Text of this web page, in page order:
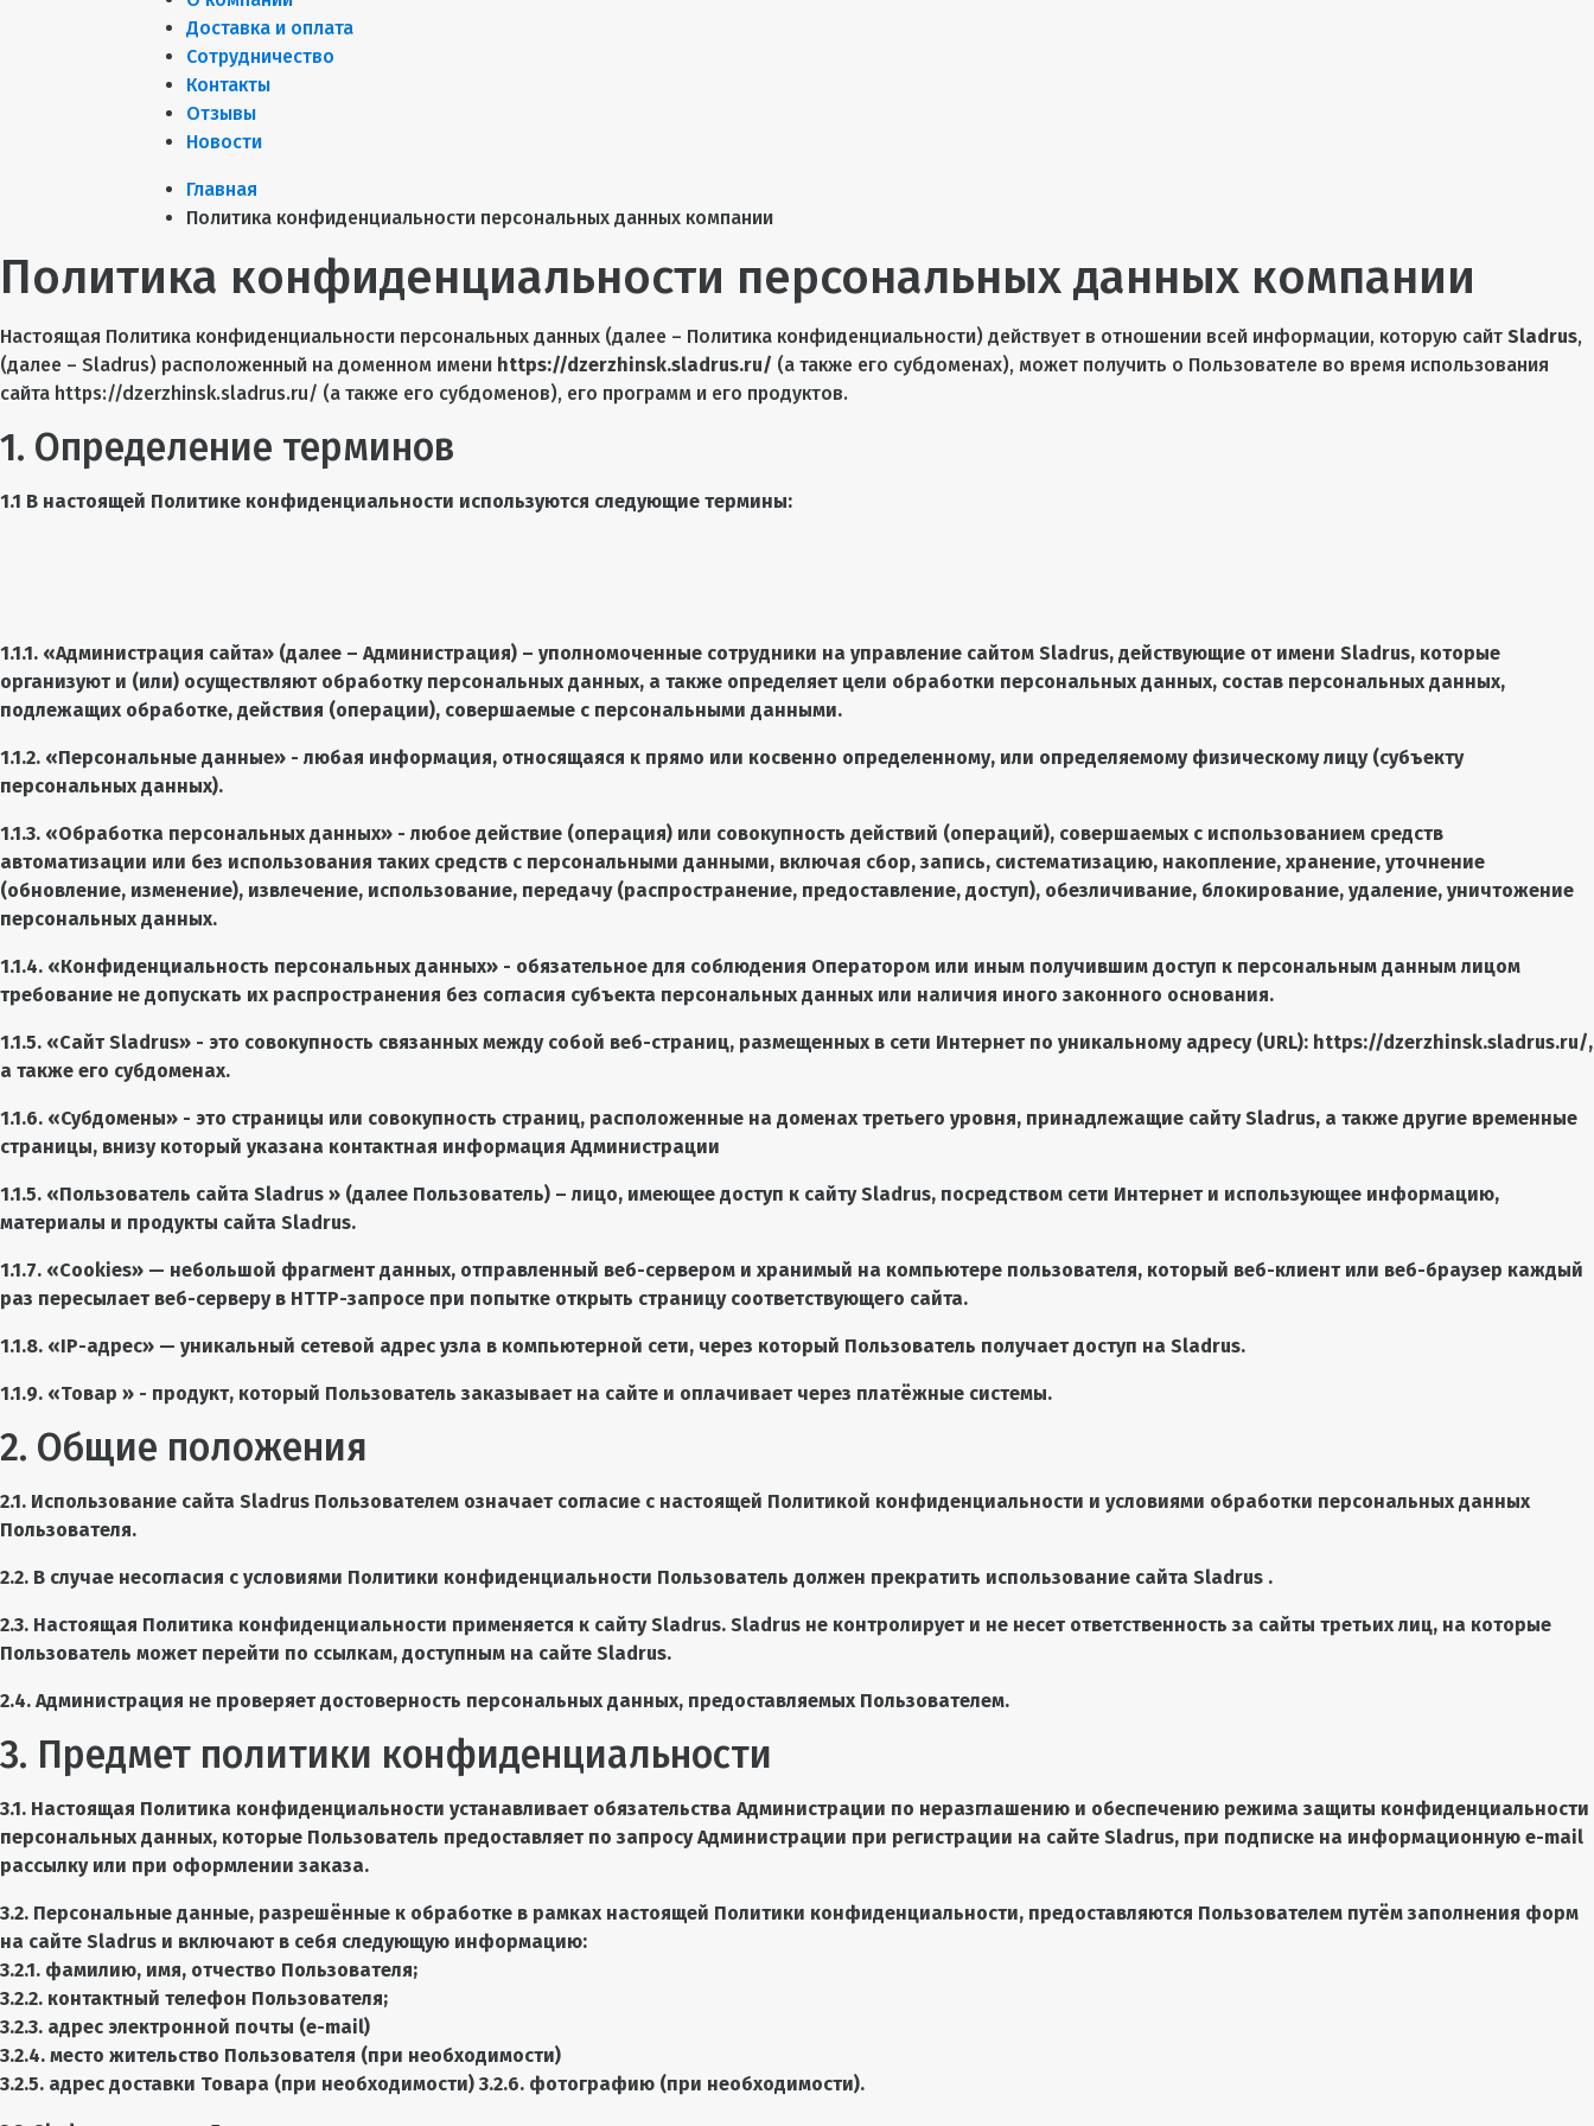
Доставка и оплата
Сотрудничество
Контакты
Отзывы
Новости
Главная
Политика конфиденциальности персональных данных компании
Политика конфиденциальности персональных данных компании
Настоящая Политика конфиденциальности персональных данных (далее – Политика конфиденциальности) действует в отношении всей информации, которую сайт Sladrus,
(далее – Sladrus) расположенный на доменном имени https://dzerzhinsk.sladrus.ru/ (а также его субдоменах), может получить о Пользователе во время использования
сайта https://dzerzhinsk.sladrus.ru/ (а также его субдоменов), его программ и его продуктов.
1. Определение терминов
1.1 В настоящей Политике конфиденциальности используются следующие термины:
1.1.1. «Администрация сайта» (далее – Администрация) – уполномоченные сотрудники на управление сайтом Sladrus, действующие от имени Sladrus, которые
организуют и (или) осуществляют обработку персональных данных, а также определяет цели обработки персональных данных, состав персональных данных,
подлежащих обработке, действия (операции), совершаемые с персональными данными.
1.1.2. «Персональные данные» - любая информация, относящаяся к прямо или косвенно определенному, или определяемому физическому лицу (субъекту
персональных данных).
1.1.3. «Обработка персональных данных» - любое действие (операция) или совокупность действий (операций), совершаемых с использованием средств
автоматизации или без использования таких средств с персональными данными, включая сбор, запись, систематизацию, накопление, хранение, уточнение
(обновление, изменение), извлечение, использование, передачу (распространение, предоставление, доступ), обезличивание, блокирование, удаление, уничтожение
персональных данных.
1.1.4. «Конфиденциальность персональных данных» - обязательное для соблюдения Оператором или иным получившим доступ к персональным данным лицом
требование не допускать их распространения без согласия субъекта персональных данных или наличия иного законного основания.
1.1.5. «СайтSladrus» - это совокупность связанных между собой веб-страниц, размещенных в сети Интернет по уникальному адресу (URL): https://dzerzhinsk.sladrus.ru/,
а также его субдоменах.
1.1.6. «Субдомены» - это страницы или совокупность страниц, расположенные на доменах третьего уровня, принадлежащие сайту Sladrus, а также другие временные
страницы, внизу который указана контактная информация Администрации
1.1.5. «Пользователь сайта Sladrus » (далее Пользователь) – лицо, имеющее доступ к сайтуSladrus, посредством сети Интернет и использующее информацию,
материалы и продукты сайта Sladrus.
1.1.7. «Cookies» — небольшой фрагмент данных, отправленный веб-сервером и хранимый на компьютере пользователя, который веб-клиент или веб-браузер каждый
раз пересылает веб-серверу в HTTP-запросе при попытке открыть страницу соответствующего сайта.
1.1.8. «IP-адрес» — уникальный сетевой адрес узла в компьютерной сети, через который Пользователь получает доступ на Sladrus.
1.1.9. «Товар » - продукт, который Пользователь заказывает на сайте и оплачивает через платёжные системы.
2. Общие положения
2.1. Использование сайта Sladrus Пользователем означает согласие с настоящей Политикой конфиденциальности и условиями обработки персональных данных
Пользователя.
2.2. В случае несогласия с условиями Политики конфиденциальности Пользователь должен прекратить использование сайта Sladrus .
2.3. Настоящая Политика конфиденциальности применяется к сайту Sladrus. Sladrus не контролирует и не несет ответственность за сайты третьих лиц, на которые
Пользователь может перейти по ссылкам, доступным на сайте Sladrus.
2.4. Администрация не проверяет достоверность персональных данных, предоставляемых Пользователем.
3. Предмет политики конфиденциальности
3.1. Настоящая Политика конфиденциальности устанавливает обязательства Администрации по неразглашению и обеспечению режима защиты конфиденциальности
персональных данных, которые Пользователь предоставляет по запросу Администрации при регистрации на сайте Sladrus, при подписке на информационную e-mail
рассылку или при оформлении заказа.
3.2. Персональные данные, разрешённые к обработке в рамках настоящей Политики конфиденциальности, предоставляются Пользователем путём заполнения форм
на сайте Sladrus и включают в себя следующую информацию:
3.2.1. фамилию, имя, отчество Пользователя;
3.2.2. контактный телефон Пользователя;
3.2.3. адрес электронной почты (e-mail)
3.2.4. место жительство Пользователя (при необходимости)
3.2.5. адрес доставки Товара (при необходимости) 3.2.6. фотографию (при необходимости).